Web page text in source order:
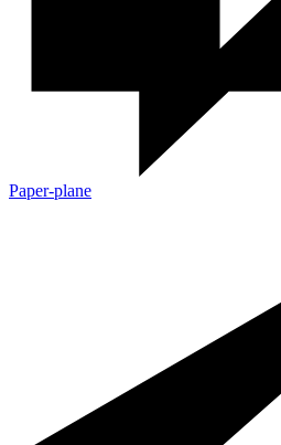
Paper-plane